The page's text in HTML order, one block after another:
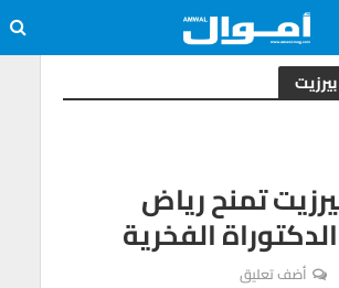
تمنح رياض
الفخرية
أضف تعليق